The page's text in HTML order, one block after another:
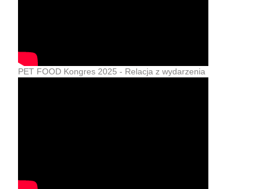
PET FOOD Kongres 2025 - Relacja z wydarzenia